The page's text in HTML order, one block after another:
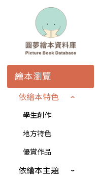
繪本瀏覽
依繪本特色
學生創作
地方特色
優賞作品
依繪本主題